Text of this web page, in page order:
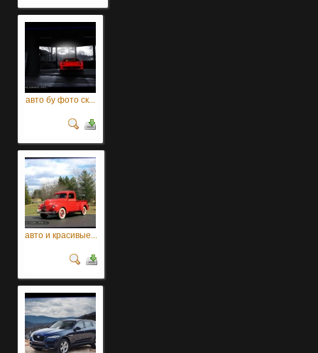
авто бу фото ск...
авто и красивые...